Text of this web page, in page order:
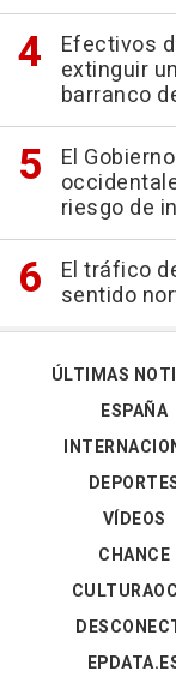
Efectivos
extinguir
barranco
El
riesgo de
El tráfico
sentido
ÚLTIMAS
ESPAÑA
VÍDEOS
CHANCE